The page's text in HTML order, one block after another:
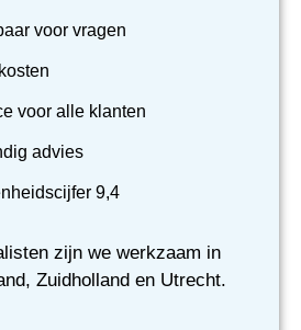
voor vragen
voor alle klanten
advies
9,4
zijn we werkzaam in
Zuidholland en Utrecht.